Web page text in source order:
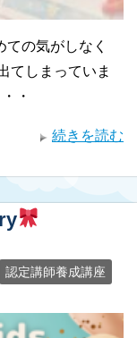
ての気がしなく
てしまっていま
・
続きを読む
認定講師養成講座